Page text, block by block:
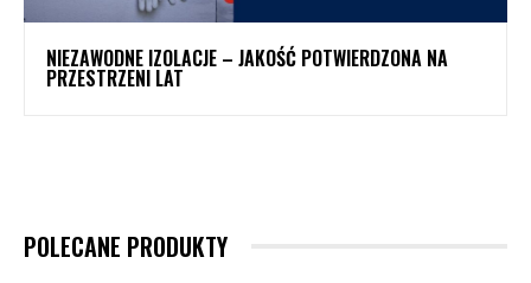
NIEZAWODNE IZOLACJE – JAKOŚĆ POTWIERDZONA NA
PRZESTRZENI LAT
POLECANE PRODUKTY